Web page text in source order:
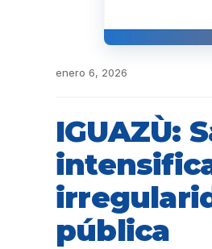
enero 6, 2026
IGUAZÙ:
pública